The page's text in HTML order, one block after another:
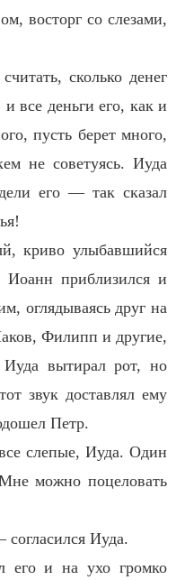
восторг со слезами,
сколько денег
все деньги его, как и
пусть берет много,
не советуясь. Иуда
его — так сказал
криво улыбавшийся
приблизился и
оглядываясь друг на
Филипп и другие,
вытирал рот, но
звук доставлял ему
Петр.
слепые, Иуда. Один
можно поцеловать
Иуда.
его и на ухо громко